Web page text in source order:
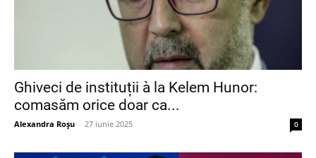
Ghiveci de instituții à la Kelem Hunor:
comasăm orice doar ca...
Alexandra Roșu - 27 iunie 2025 0